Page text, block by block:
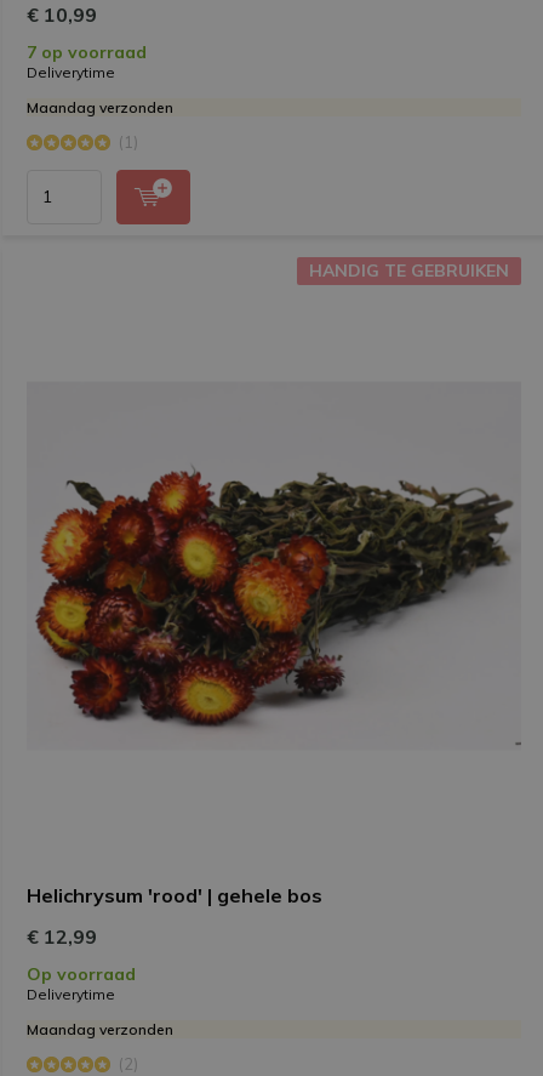
€ 10,99
7 op voorraad
Deliverytime
Maandag verzonden
(1)
Helichrysum 'rood' | gehele bos
HANDIG TE GEBRUIKEN
€ 12,99
Op voorraad
Deliverytime
Maandag verzonden
(2)